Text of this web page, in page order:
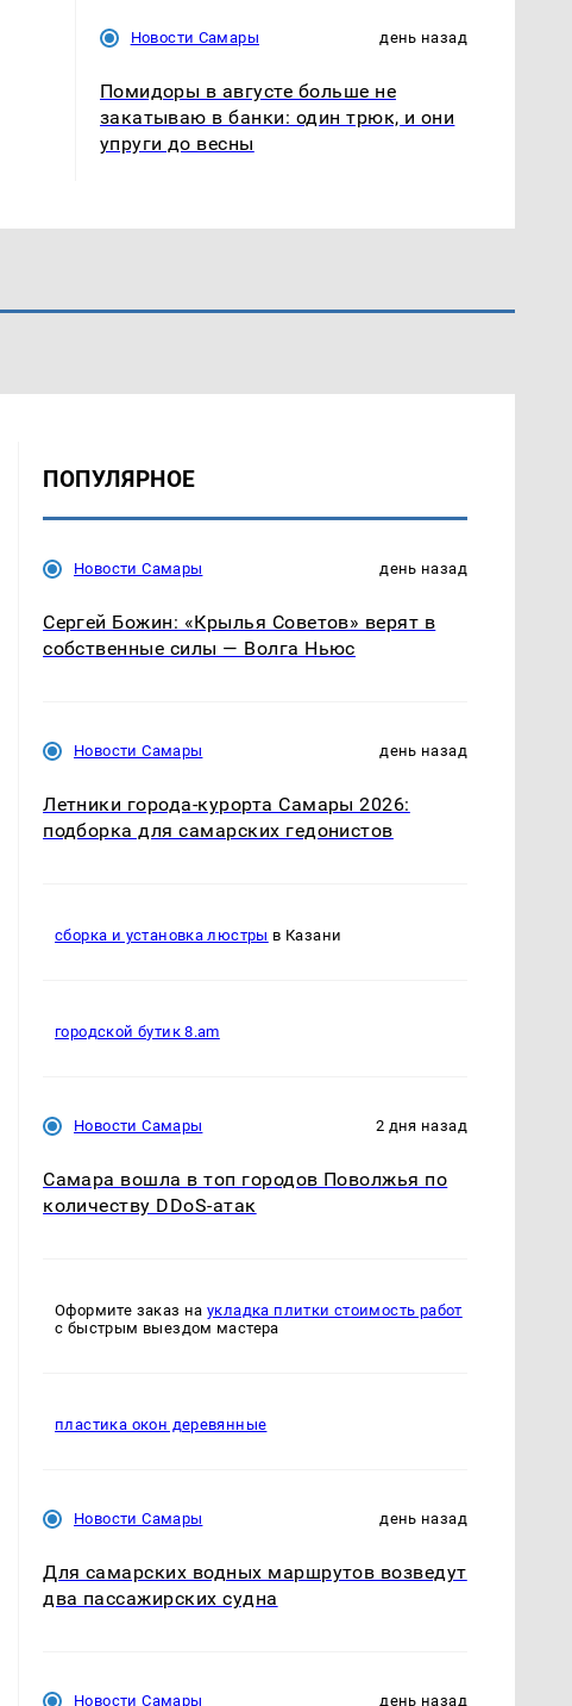
Новости Самары день назад
Помидоры в августе больше не
закатываю в банки: один трюк, и они
упруги до весны
ПОПУЛЯРНОЕ
Новости Самары день назад
Сергей Божин: «Крылья Советов» верят в
собственные силы — Волга Ньюс
Новости Самары день назад
Летники города-курорта Самары 2026:
подборка для самарских гедонистов
сборка и установка люстры в Казани
городской бутик 8.am
Новости Самары 2 дня назад
Самара вошла в топ городов Поволжья по
количеству DDoS-атак
Оформите заказ наукладка плитки стоимость работ
с быстрым выездом мастера
пластика окон деревянные
Новости Самары день назад
Для самарских водных маршрутов возведут
два пассажирских судна
Новости Самары день назад